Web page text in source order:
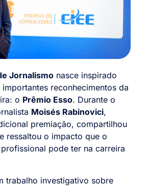
Jornalismo nasce inspirado
reconhecimentos da
o Prêmio Esso. Durante o
Moisés Rabinovici,
premiação, compartilhou
ressaltou o impacto que o
pode ter na carreira
trabalho investigativo sobre